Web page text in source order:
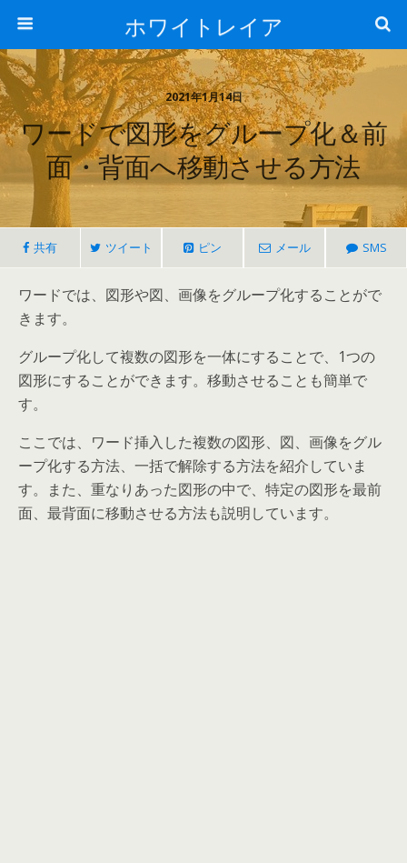
ホワイトレイア
2021年1月14日
ワードで図形をグループ化＆前
面・背面へ移動させる方法
共有 ツイート ピン メール SMS
ワードでは、図形や図、画像をグループ化することがで
きます。
グループ化して複数の図形を一体にすることで、1つの
図形にすることができます。移動させることも簡単で
す。
ここでは、ワード挿入した複数の図形、図、画像をグル
ープ化する方法、一括で解除する方法を紹介していま
す。また、重なりあった図形の中で、特定の図形を最前
面、最背面に移動させる方法も説明しています。